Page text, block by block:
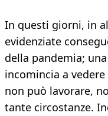
In questi giorni, in
evidenziate
della pandemia;
incomincia a
non può lavorare,
tante circostanze.